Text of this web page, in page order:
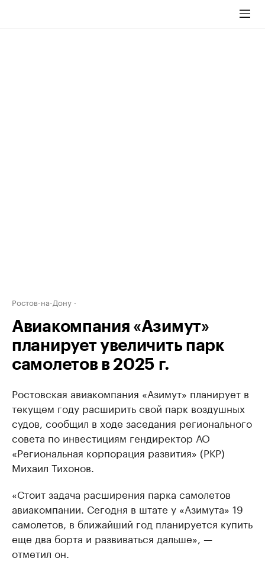
Ростов-на-Дону
Авиакомпания «Азимут»
планирует увеличить парк
самолетов в 2025 г.
Ростовская авиакомпания «Азимут» планирует в
текущем году расширить свой парк воздушных
судов, сообщил в ходе заседания регионального
совета по инвестициям гендиректор АО
«Региональная корпорация развития» (РКР)
Михаил Тихонов.
«Стоит задача расширения парка самолетов
авиакомпании. Сегодня в штате у «Азимута» 19
самолетов, в ближайший год планируется купить
еще два борта и развиваться дальше», —
отметил он.